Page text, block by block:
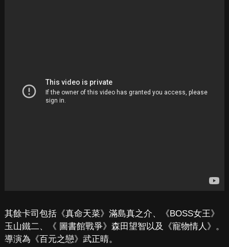
其餘卡司包括《真命天菜》滿島真之介、《BOSS女王》
玉山鐵二、《 圖書館戰爭》森田望智以及《寵物情人》。
導演為《百元之戀》武正晴。